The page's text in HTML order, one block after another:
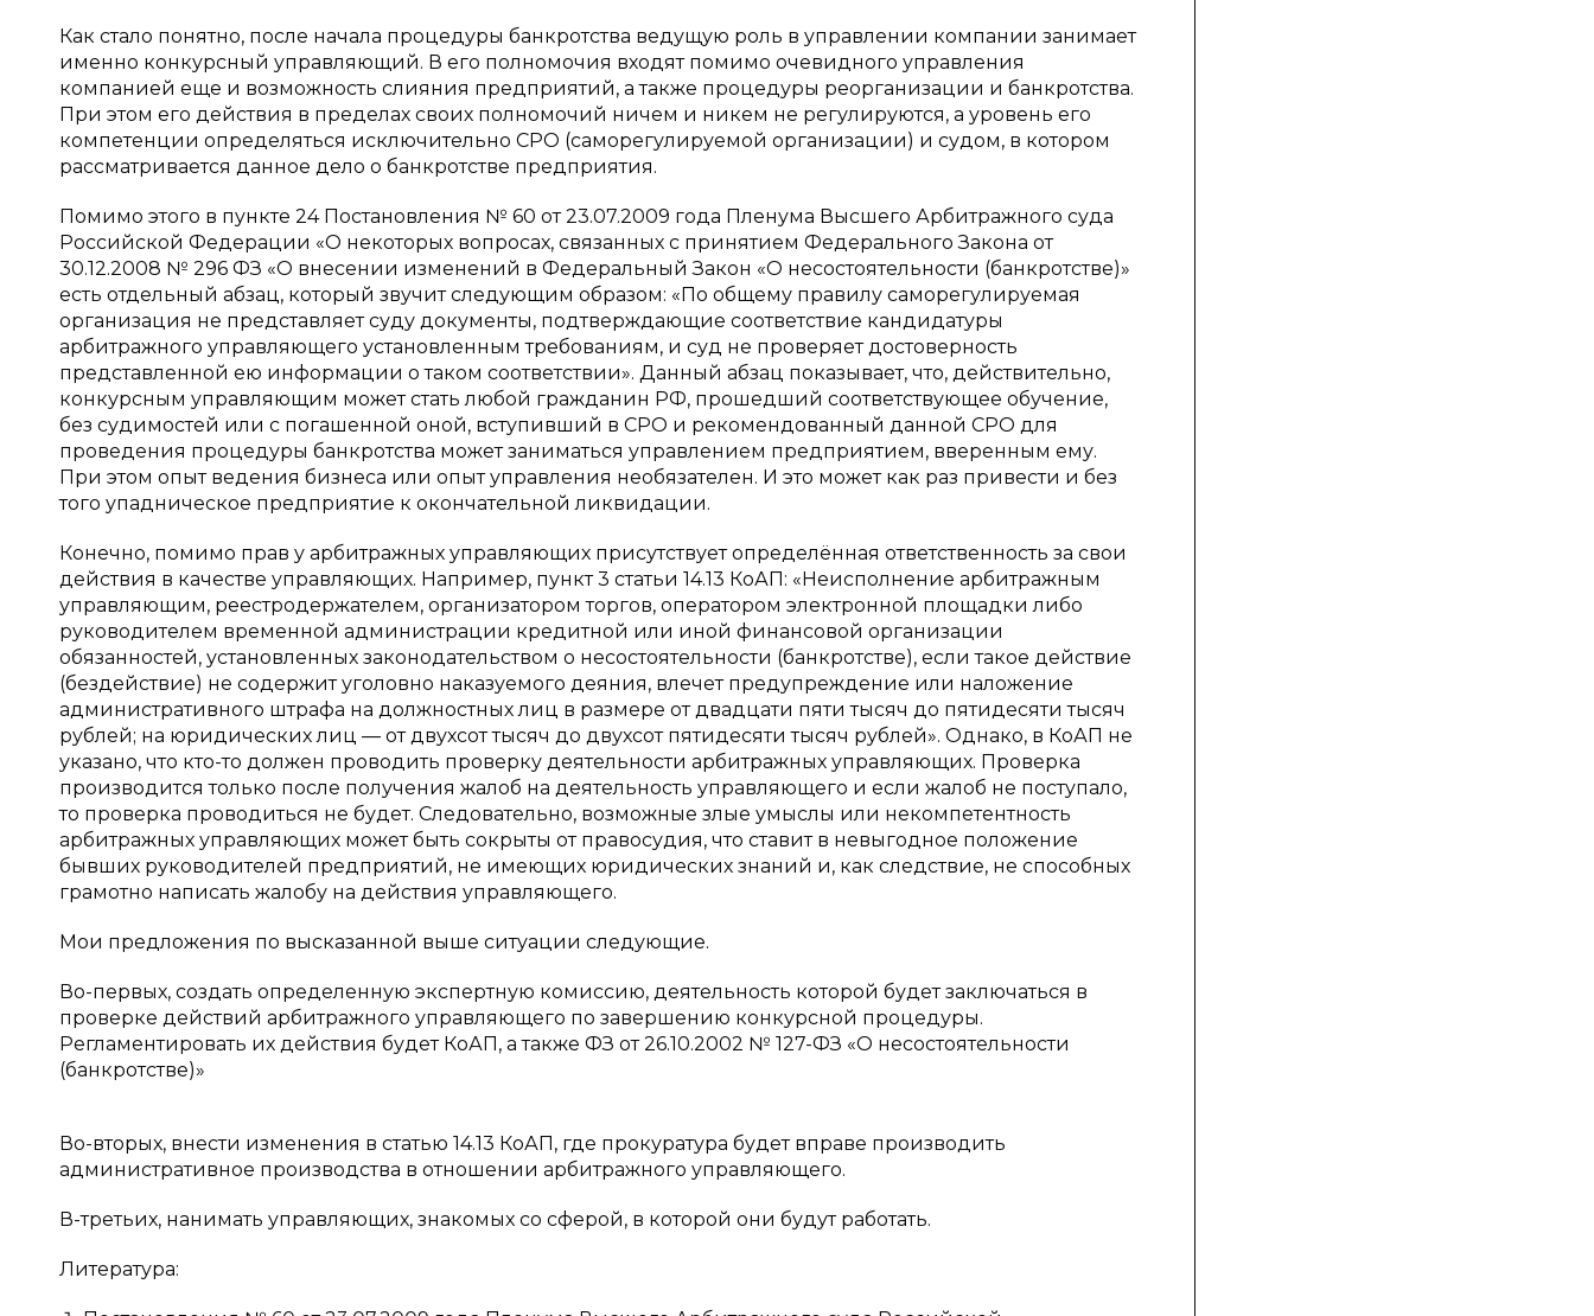
Как стало понятно, после начала процедуры банкротства ведущую роль в управлении компании занимает
именно конкурсный управляющий. В его полномочия входят помимо очевидного управления
компанией еще и возможность слияния предприятий, а также процедуры реорганизации и банкротства.
При этом его действия в пределах своих полномочий ничем и никем не регулируются, а уровень его
компетенции определяться исключительно СРО (саморегулируемой организации) и судом, в котором
рассматривается данное дело о банкротстве предприятия.
Помимо этого в пункте 24 Постановления № 60 от 23.07.2009 года Пленума Высшего Арбитражного суда
Российской Федерации «О некоторых вопросах, связанных с принятием Федерального Закона от
30.12.2008 № 296 ФЗ «О внесении изменений в Федеральный Закон «О несостоятельности (банкротстве)»
есть отдельный абзац, который звучит следующим образом: «По общему правилу саморегулируемая
организация не представляет суду документы, подтверждающие соответствие кандидатуры
арбитражного управляющего установленным требованиям, и суд не проверяет достоверность
представленной ею информации о таком соответствии». Данный абзац показывает, что, действительно,
конкурсным управляющим может стать любой гражданин РФ, прошедший соответствующее обучение,
без судимостей или с погашенной оной, вступивший в СРО и рекомендованный данной СРО для
проведения процедуры банкротства может заниматься управлением предприятием, вверенным ему.
При этом опыт ведения бизнеса или опыт управления необязателен. И это может как раз привести и без
того упадническое предприятие к окончательной ликвидации.
Конечно, помимо прав у арбитражных управляющих присутствует определённая ответственность за свои
действия в качестве управляющих. Например, пункт 3 статьи 14.13 КоАП: «Неисполнение арбитражным
управляющим, реестродержателем, организатором торгов, оператором электронной площадки либо
руководителем временной администрации кредитной или иной финансовой организации
обязанностей, установленных законодательством о несостоятельности (банкротстве), если такое действие
(бездействие) не содержит уголовно наказуемого деяния, влечет предупреждение или наложение
административного штрафа на должностных лиц в размере от двадцати пяти тысяч до пятидесяти тысяч
рублей; на юридических лиц — от двухсот тысяч до двухсот пятидесяти тысяч рублей». Однако, в КоАП не
указано, что кто-то должен проводить проверку деятельности арбитражных управляющих. Проверка
производится только после получения жалоб на деятельность управляющего и если жалоб не поступало,
то проверка проводиться не будет. Следовательно, возможные злые умыслы или некомпетентность
арбитражных управляющих может быть сокрыты от правосудия, что ставит в невыгодное положение
бывших руководителей предприятий, не имеющих юридических знаний и, как следствие, не способных
грамотно написать жалобу на действия управляющего.
Мои предложения по высказанной выше ситуации следующие.
Во-первых, создать определенную экспертную комиссию, деятельность которой будет заключаться в
проверке действий арбитражного управляющего по завершению конкурсной процедуры.
Регламентировать их действия будет КоАП, а также ФЗ от 26.10.2002 № 127-ФЗ «О несостоятельности
(банкротстве)»
Во-вторых, внести изменения в статью 14.13 КоАП, где прокуратура будет вправе производить
административное производства в отношении арбитражного управляющего.
В-третьих, нанимать управляющих, знакомых со сферой, в которой они будут работать.
Литература: